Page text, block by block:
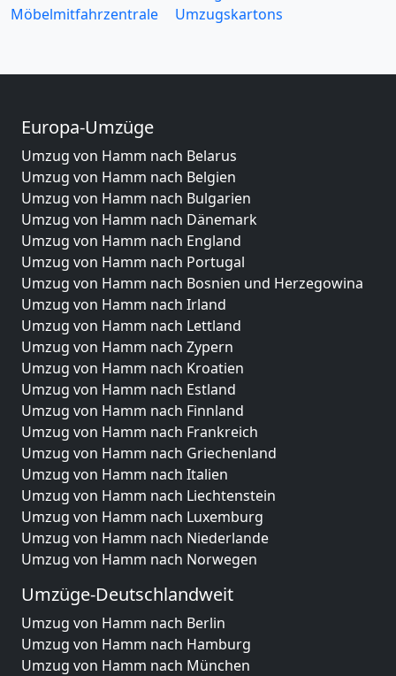
Möbelmitfahrzentrale
Umzugskartons
Europa-Umzüge
Umzug von Hamm nach Belarus
Umzug von Hamm nach Belgien
Umzug von Hamm nach Bulgarien
Umzug von Hamm nach Dänemark
Umzug von Hamm nach England
Umzug von Hamm nach Portugal
Umzug von Hamm nach Bosnien und Herzegowina
Umzug von Hamm nach Irland
Umzug von Hamm nach Lettland
Umzug von Hamm nach Zypern
Umzug von Hamm nach Kroatien
Umzug von Hamm nach Estland
Umzug von Hamm nach Finnland
Umzug von Hamm nach Frankreich
Umzug von Hamm nach Griechenland
Umzug von Hamm nach Italien
Umzug von Hamm nach Liechtenstein
Umzug von Hamm nach Luxemburg
Umzug von Hamm nach Niederlande
Umzug von Hamm nach Norwegen
Umzüge-Deutschlandweit
Umzug von Hamm nach Berlin
Umzug von Hamm nach Hamburg
Umzug von Hamm nach München